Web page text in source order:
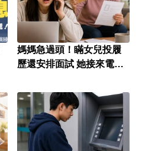
媽媽急過頭！瞞女兒投履
歷還安排面試 她接來電超